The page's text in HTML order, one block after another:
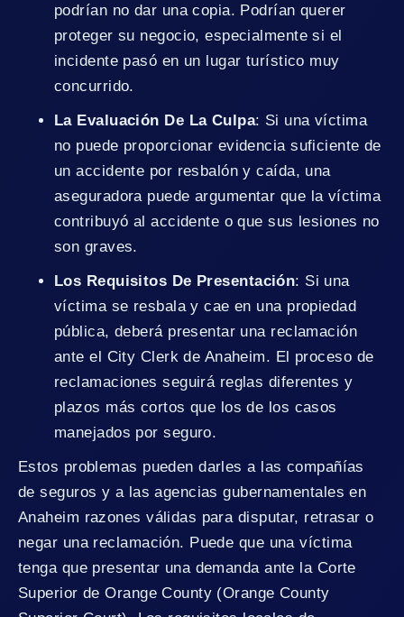
podrían no dar una copia. Podrían querer
proteger su negocio, especialmente si el
incidente pasó en un lugar turístico muy
concurrido.
La Evaluación De La Culpa: Si una víctima
no puede proporcionar evidencia suficiente de
un accidente por resbalón y caída, una
aseguradora puede argumentar que la víctima
contribuyó al accidente o que sus lesiones no
son graves.
Los Requisitos De Presentación: Si una
víctima se resbala y cae en una propiedad
pública, deberá presentar una reclamación
ante el City Clerk de Anaheim. El proceso de
reclamaciones seguirá reglas diferentes y
plazos más cortos que los de los casos
manejados por seguro.
Estos problemas pueden darles a las compañías
de seguros y a las agencias gubernamentales en
Anaheim razones válidas para disputar, retrasar o
negar una reclamación. Puede que una víctima
tenga que presentar una demanda ante la Corte
Superior de Orange County (Orange County